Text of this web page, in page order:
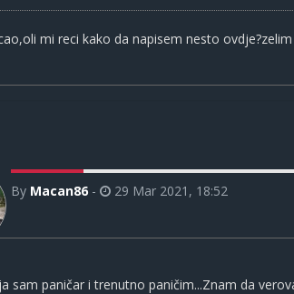
mi reci kako da napisem nesto
By Macan86 - 29 Mar 2021, 18:52
sam paničar i trenutno paničim...Znam da